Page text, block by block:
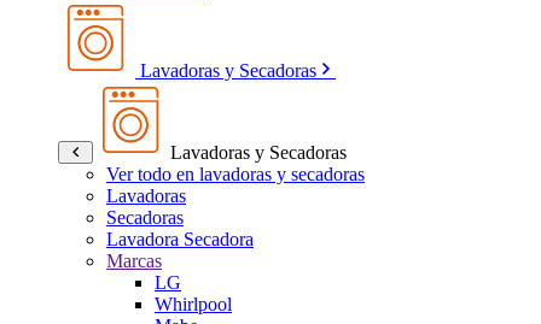
Lavadoras y Secadoras
Lavadoras y Secadoras
Ver todo en lavadoras y secadoras
Lavadoras
Secadoras
Lavadora Secadora
Marcas
LG
Whirlpool